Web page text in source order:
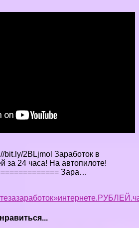
bit.ly/2BLjmol Заработок в
за 24 часа! На автопилоте!
Зара…
зaзаработок»интернете.РУБЛЕЙ.